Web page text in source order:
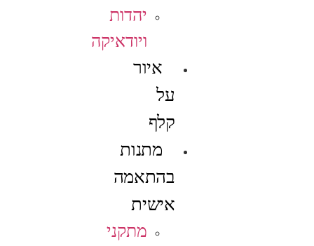
יהדות
ויודאיקה
איור
על
קלף
מתנות
בהתאמה
אישית
מתקני